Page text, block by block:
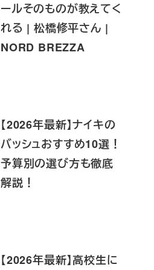
ールそのものが教えてく
れる | 松橋修平さん |
NORD BREZZA
【2026年最新】ナイキの
バッシュおすすめ10選！
予算別の選び方も徹底
解説！
【2026年最新】高校生に